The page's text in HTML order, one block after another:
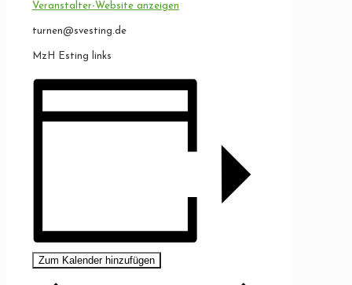
Veranstalter-Website anzeigen
turnen@svesting.de
MzH Esting links
Zum Kalender hinzufügen